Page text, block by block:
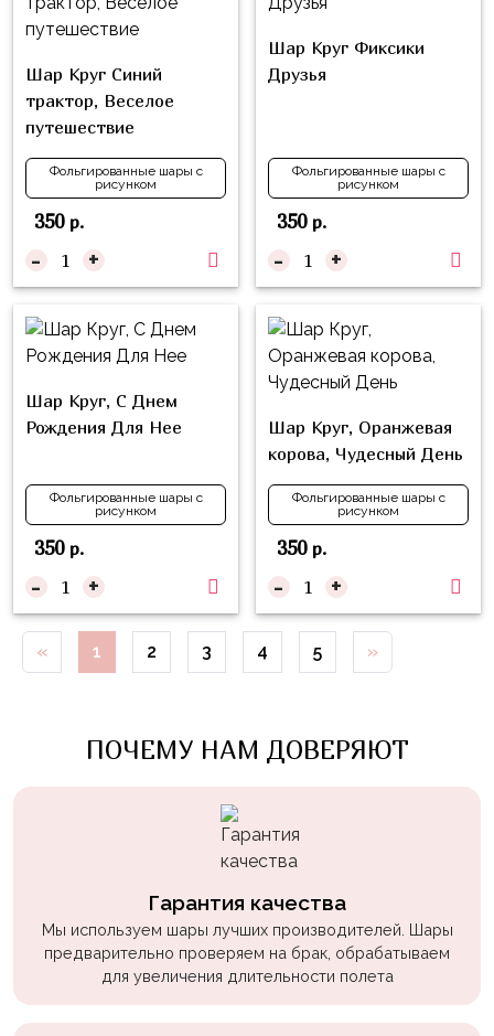
Шар Круг Синий
трактор, Веселое
путешествие
Фольгированные шары с
рисунком
350р.
- +
Шар Круг Фиксики
Друзья
Фольгированные шары с
рисунком
350р.
- +
Шар Круг, С Днем
Рождения Для Нее
Фольгированные шары с
рисунком
350р.
- +
Шар Круг, Оранжевая
корова, Чудесный День
Фольгированные шары с
рисунком
350р.
- +
« 1 2 3 4 5 »
ПОЧЕМУ НАМ ДОВЕРЯЮТ
Гарантия качества
Мы используем шары лучших производителей. Шары
предварительно проверяем на брак, обрабатываем
для увеличения длительности полета
Куклы
ЛОЛ
Для
Него
Неё
Мишка
Транспорт
Техника
Морская
Звёздные
Уэнсдэй
Трансформеры
Фрукты
Овощи
Геймеров
Бабочки,